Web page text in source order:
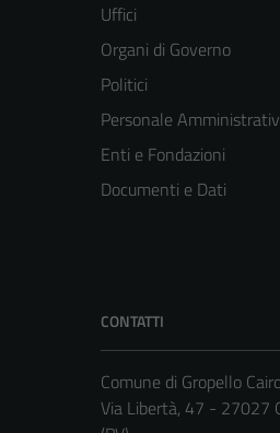
Uffici
Organi di Governo
Politici
Personale
Enti e Fondazioni
Documenti e Dati
CONTATTI
Comune di Gropello
Via Libertà, 47 - 27027